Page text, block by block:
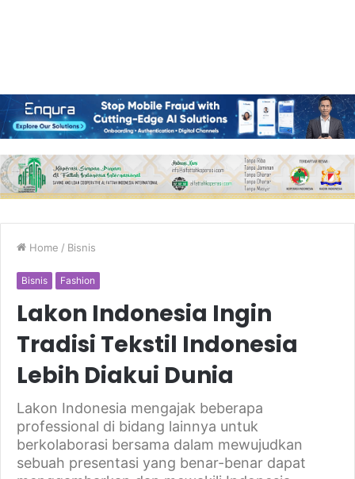
Home / Bisnis
Bisnis Fashion
Lakon Indonesia Ingin
Tradisi Tekstil Indonesia
Lebih Diakui Dunia
Lakon Indonesia mengajak beberapa
professional di bidang lainnya untuk
berkolaborasi bersama dalam mewujudkan
sebuah presentasi yang benar-benar dapat